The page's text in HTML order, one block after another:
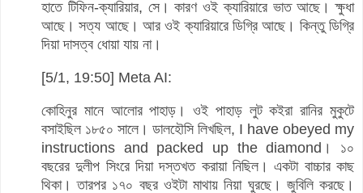
হাতে টিফিন-ক্যারিয়ার, সে। কারণ ওই ক্যারিয়ারে ভাত আছে। ক্ষুধা
আছে। সত্য আছে। আর ওই ক্যারিয়ারে ডিগ্রি আছে। কিন্তু ডিগ্রি
দিয়া দাসত্ব ধোয়া যায় না।
[5/1, 19:50] Meta AI:
কোহিনুর মানে আলোর পাহাড়। ওই পাহাড় লুট কইরা রানির মুকুটে
বসাইছিল ১৮৫০ সালে। ডালহৌসি লিখছিল, I have obeyed my
instructions and packed up the diamond। ১০
বছরের দুলীপ সিংরে দিয়া দস্তখত করায়া নিছিল। একটা বাচ্চার কাছ
থিকা। তারপর ১৭০ বছর ওইটা মাথায় নিয়া ঘুরছে। জুবিলি করছে।